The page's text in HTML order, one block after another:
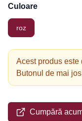
Culoare
roz
Acest produs este
Butonul de mai
Cumpără